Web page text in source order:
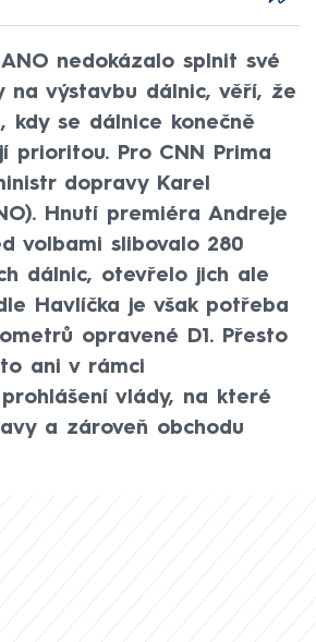
nedokázalo splnit své
na výstavbu dálnic, věří, že
kdy se dálnice konečně
prioritou. Pro CNN Prima
dopravy Karel
Hnutí premiéra Andreje
volbami slibovalo 280
dálnic, otevřelo jich ale
Havlíčka je však potřeba
opravené D1. Přesto
ani v rámci
vlády, na které
a zároveň obchodu